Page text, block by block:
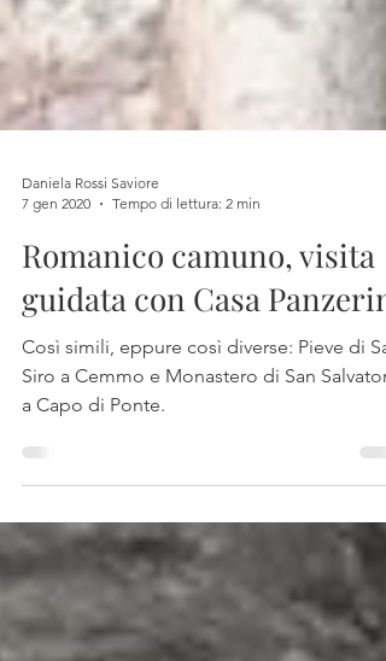
Daniela Rossi Saviore
7 gen 2020
Tempo di lettura: 2 min
Romanico camuno, visita
guidata con Casa Panzerini
Così simili, eppure così diverse: Pieve di